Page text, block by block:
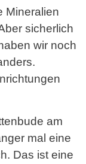
Mineralien
sicherlich
wir noch
am
mal eine
Das ist eine